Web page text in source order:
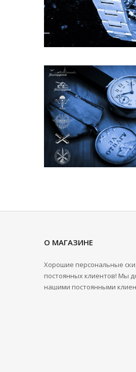
О МАГАЗИНЕ
Хорошие персональные
постоянных клиентов! Мы
нашими постоянными